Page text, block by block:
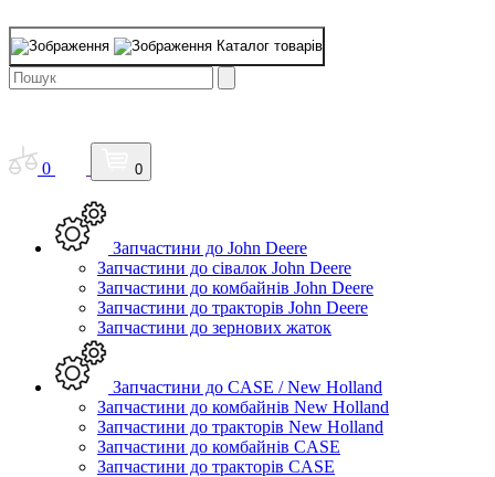
Каталог товарів
0 0
Запчастини до John Deere
Запчастини до сівалок John Deere
Запчастини до комбайнів John Deere
Запчастини до тракторів John Deere
Запчастини до зернових жаток
Запчастини до CASE / New Holland
Запчастини до комбайнів New Holland
Запчастини до тракторів New Holland
Запчастини до комбайнів CASE
Запчастини до тракторів CASE